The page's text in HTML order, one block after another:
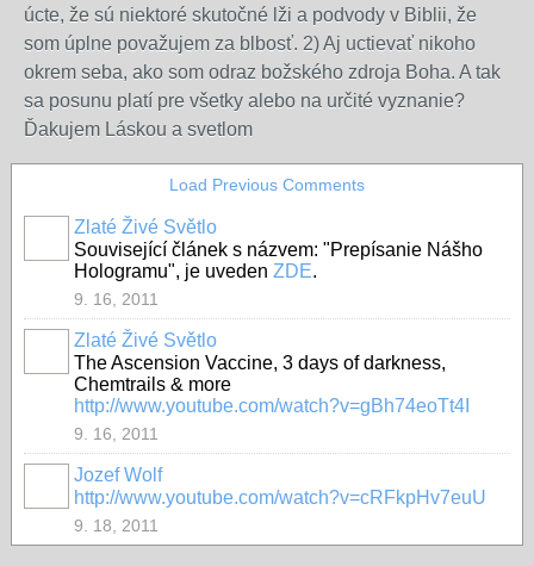
úcte, že sú niektoré skutočné lži a podvody v Biblii, že
som úplne považujem za blbosť. 2) Aj uctievať nikoho
okrem seba, ako som odraz božského zdroja Boha. A tak
sa posunu platí pre všetky alebo na určité vyznanie?
Ďakujem Láskou a svetlom
Load Previous Comments
Zlaté Živé Světlo
Související článek s názvem: "Prepísanie Nášho
Hologramu", je uveden ZDE.
9. 16, 2011
Zlaté Živé Světlo
The Ascension Vaccine, 3 days of darkness,
Chemtrails & more
http://www.youtube.com/watch?v=gBh74eoTt4I
9. 16, 2011
Jozef Wolf
http://www.youtube.com/watch?v=cRFkpHv7euU
9. 18, 2011